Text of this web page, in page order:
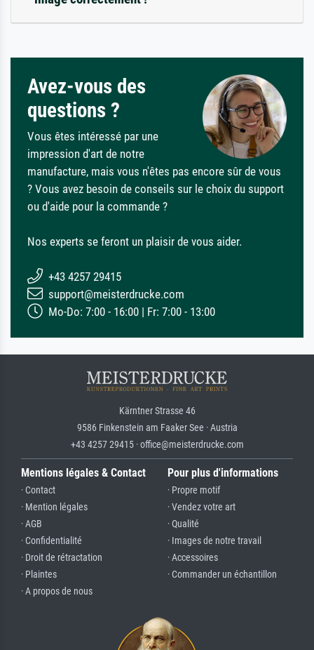
Avez-vous des
questions ?
Vous êtes intéressé par une
impression d'art de notre
manufacture, mais vous n'êtes pas encore sûr de vous
? Vous avez besoin de conseils sur le choix du support
ou d'aide pour la commande ?
Nos experts se feront un plaisir de vous aider.
+43 4257 29415
support@meisterdrucke.com
Mo-Do: 7:00 - 16:00 | Fr: 7:00 - 13:00
Kärntner Strasse 46
9586 Finkenstein am Faaker See · Austria
+43 4257 29415 · office@meisterdrucke.com
Mentions légales & Contact
· Contact
· Mention légales
· AGB
· Confidentialité
· Droit de rétractation
· Plaintes
· A propos de nous
Pour plus d'informations
· Propre motif
· Vendez votre art
· Qualité
· Images de notre travail
· Accessoires
· Commander un échantillon